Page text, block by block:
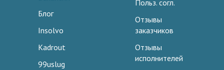
Блог
Insolvo
Kadrout
99uslug
Польз. согл.
Отзывы
заказчиков
Отзывы
исполнителей